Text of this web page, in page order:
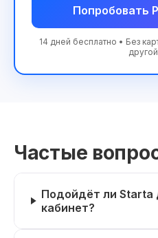
Попробовать
14 дней бесплатно • Без
Частые
Подойдёт ли
кабинет?